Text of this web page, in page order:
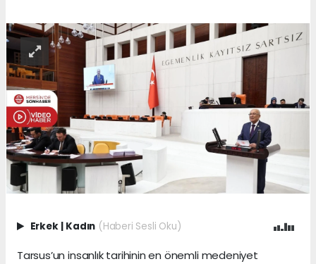
Erkek | Kadın (Haberi Sesli Oku)
Tarsus’un insanlık tarihinin en önemli medeniyet